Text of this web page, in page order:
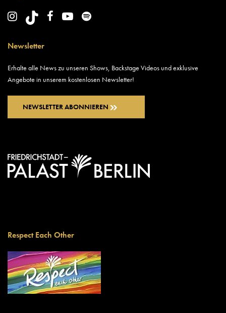
Newsletter
Erhalte alle News zu unseren Shows, Backstage Videos und exklusive
Angebote in unserem kostenlosen Newsletter!
NEWSLETTER ABONNIEREN
Respect Each Other